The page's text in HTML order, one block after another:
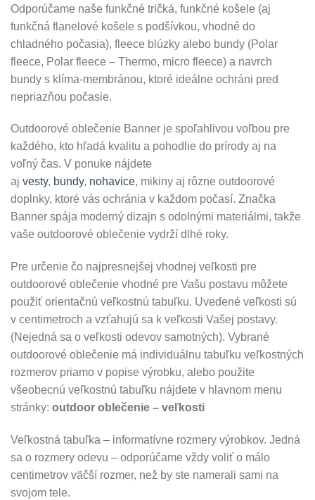
Odporúčame naše funkčné tričká, funkčné košele (aj
funkčná flanelové košele s podšívkou, vhodné do
chladného počasia), fleece blúzky alebo bundy (Polar
fleece, Polar fleece – Thermo, micro fleece) a navrch
bundy s klíma-membránou, ktoré ideálne ochráni pred
nepriazňou počasie.
Outdoorové oblečenie Banner je spoľahlivou voľbou pre
každého, kto hľadá kvalitu a pohodlie do prírody aj na
voľný čas. V ponuke nájdete
aj vesty, bundy, nohavice, mikiny aj rôzne outdoorové
doplnky, ktoré vás ochránia v každom počasí. Značka
Banner spája moderný dizajn s odolnými materiálmi, takže
vaše outdoorové oblečenie vydrží dlhé roky.
Pre určenie čo najpresnejšej vhodnej veľkosti pre
outdoorové oblečenie vhodné pre Vašu postavu môžete
použiť orientačnú veľkostnú tabuľku. Uvedené veľkosti sú
v centimetroch a vzťahujú sa k veľkosti Vašej postavy.
(Nejedná sa o veľkosti odevov samotných). Vybrané
outdoorové oblečenie má individuálnu tabuľku veľkostných
rozmerov priamo v popise výrobku, alebo použite
všeobecnú veľkostnú tabuľku nájdete v hlavnom menu
stránky: outdoor oblečenie – veľkosti
Veľkostná tabuľka – informatívne rozmery výrobkov. Jedná
sa o rozmery odevu – odporúčame vždy voliť o málo
centimetrov väčší rozmer, než by ste namerali sami na
svojom tele.